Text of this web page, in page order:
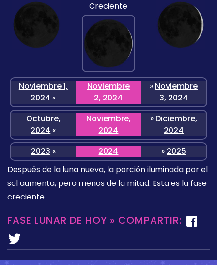
Creciente
Noviembre 1,
2024 «
Noviembre
2, 2024
» Noviembre
3, 2024
Octubre,
2024 «
Noviembre,
2024
» Diciembre,
2024
2023 « 2024 » 2025
Después de la luna nueva, la porción iluminada por el
sol aumenta, pero menos de la mitad. Esta es la fase
creciente.
FASE LUNAR DE HOY » COMPARTIR: